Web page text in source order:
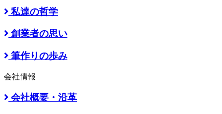
私達の哲学
創業者の思い
筆作りの歩み
会社情報
会社概要・沿革